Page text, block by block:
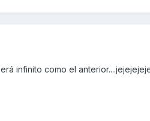
infinito como el